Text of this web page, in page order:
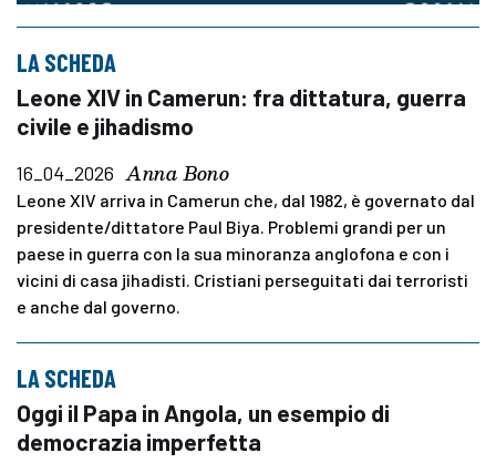
LA SCHEDA
Leone XIV in Camerun: fra dittatura, guerra
civile e jihadismo
16_04_2026 Anna Bono
Leone XIV arriva in Camerun che, dal 1982, è governato dal
presidente/dittatore Paul Biya. Problemi grandi per un
paese in guerra con la sua minoranza anglofona e con i
vicini di casa jihadisti. Cristiani perseguitati dai terroristi
e anche dal governo.
LA SCHEDA
Oggi il Papa in Angola, un esempio di
democrazia imperfetta